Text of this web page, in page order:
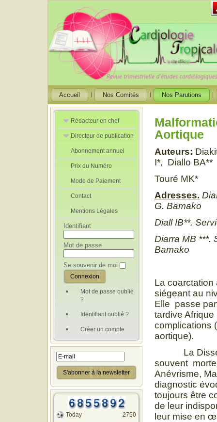
Accueil Nos Comités Nos Parutions
Rédacteur en chef
Rédacteurs en
Chef Adjoint
Directeur de publication
Directeur de
publication
adjoint
Abonnement annuel
Prix du Numéro
Mode de Paiement
Contact
Mentions Légales
Identifiant
Mot de passe
Se souvenir de moi
Mot de passe oublié
?
Identifiant oublié ?
Créer un compte
Today
2750
Aortique
Auteurs:
I*, Diallo BA**
Touré MK*
Adresses.
G. Bamako
Diall IB**.
Diarra MB ***.
Bamako
La coarctation
siégeant au
Elle passe
tardive
complications
aortique).
La
souvent
Anévrisme,
diagnostic
toujours être
de leur
leur mise en